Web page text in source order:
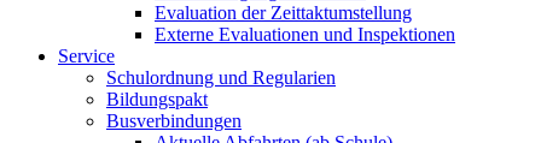
Evaluation der Zeittaktumstellung
Externe Evaluationen und Inspektionen
Service
Schulordnung und Regularien
Bildungspakt
Busverbindungen